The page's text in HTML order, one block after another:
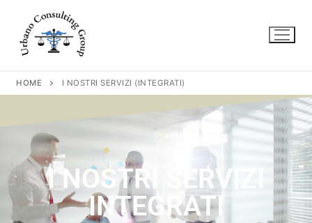
HOME I NOSTRI SERVIZI (INTEGRATI)
I NOSTRI SERVIZI
INTEGRATI